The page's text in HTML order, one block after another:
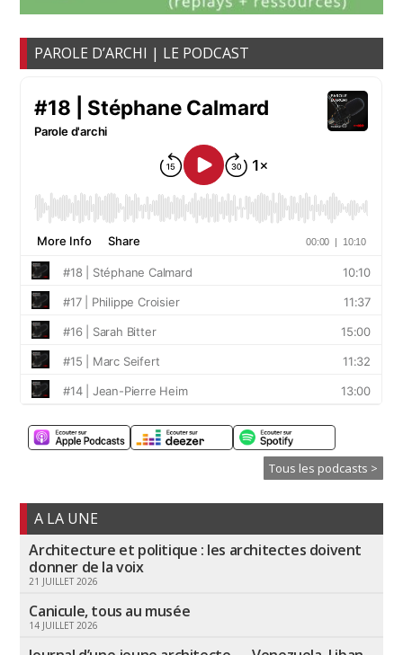
PAROLE D’ARCHI | LE PODCAST
Tous les podcasts >
A LA UNE
Architecture et politique : les architectes doivent
donner de la voix
21 JUILLET 2026
Canicule, tous au musée
14 JUILLET 2026